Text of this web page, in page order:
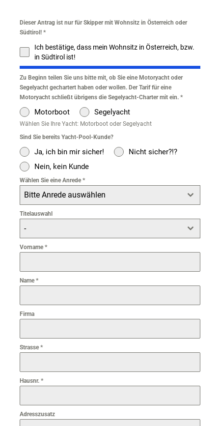
Dieser Antrag ist nur für Skipper mit Wohnsitz in Österreich oder
Südtirol! *
Ich bestätige, dass mein Wohnsitz in Österreich, bzw.
in Südtirol ist!
Zu Beginn teilen Sie uns bitte mit, ob Sie eine Motoryacht oder
Segelyacht gechartert haben oder wollen. Der Tarif für eine
Motoryacht schließt übrigens die Segelyacht-Charter mit ein. *
Motorboot Segelyacht
Wählen Sie Ihre Yacht: Motorboot oder Segelyacht
Sind Sie bereits Yacht-Pool-Kunde?
Ja, ich bin mir sicher!
Nicht sicher?!?
Nein, kein Kunde
Wählen Sie eine Anrede*
Bitte Anrede auswählen
Titelauswahl
-
Vorname*
Name*
Firma
Strasse*
Hausnr. *
Adresszusatz